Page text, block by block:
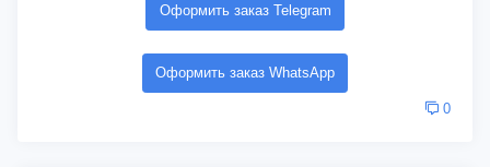
Оформить заказ Telegram
Оформить заказ WhatsApp
0